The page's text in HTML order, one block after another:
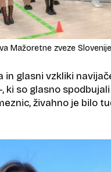
Mažoretne zveze
glasni vzkliki
ki so glasno
živahno je bilo